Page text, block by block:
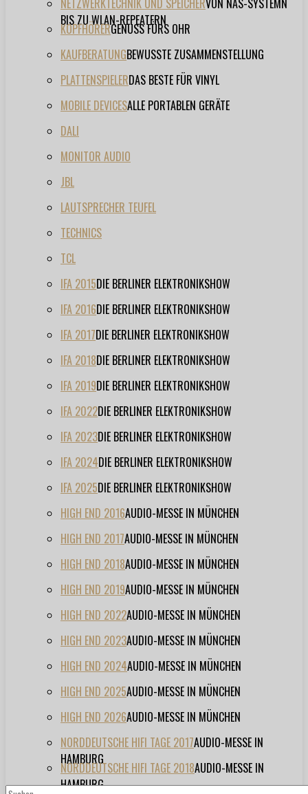
NETZWERKTECHNIK UND SPEICHERVON NAS-SYSTEMN
BIS ZU WLAN-REPEATERN
KOPFHÖRERGENUSS FÜRS OHR
KAUFBERATUNGBEWUSSTE ZUSAMMENSTELLUNG
PLATTENSPIELERDAS BESTE FÜR VINYL
MOBILE DEVICESALLE PORTABLEN GERÄTE
DALI
MONITOR AUDIO
JBL
LAUTSPRECHER TEUFEL
TECHNICS
TCL
IFA 2015DIE BERLINER ELEKTRONIKSHOW
IFA 2016DIE BERLINER ELEKTRONIKSHOW
IFA 2017DIE BERLINER ELEKTRONIKSHOW
IFA 2018DIE BERLINER ELEKTRONIKSHOW
IFA 2019DIE BERLINER ELEKTRONIKSHOW
IFA 2022DIE BERLINER ELEKTRONIKSHOW
IFA 2023DIE BERLINER ELEKTRONIKSHOW
IFA 2024DIE BERLINER ELEKTRONIKSHOW
IFA 2025DIE BERLINER ELEKTRONIKSHOW
HIGH END 2016AUDIO-MESSE IN MÜNCHEN
HIGH END 2017AUDIO-MESSE IN MÜNCHEN
HIGH END 2018AUDIO-MESSE IN MÜNCHEN
HIGH END 2019AUDIO-MESSE IN MÜNCHEN
HIGH END 2022AUDIO-MESSE IN MÜNCHEN
HIGH END 2023AUDIO-MESSE IN MÜNCHEN
HIGH END 2024AUDIO-MESSE IN MÜNCHEN
HIGH END 2025AUDIO-MESSE IN MÜNCHEN
HIGH END 2026AUDIO-MESSE IN MÜNCHEN
NORDDEUTSCHE HIFI TAGE 2017AUDIO-MESSE IN
HAMBURG
NORDDEUTSCHE HIFI TAGE 2018AUDIO-MESSE IN
HAMBURG